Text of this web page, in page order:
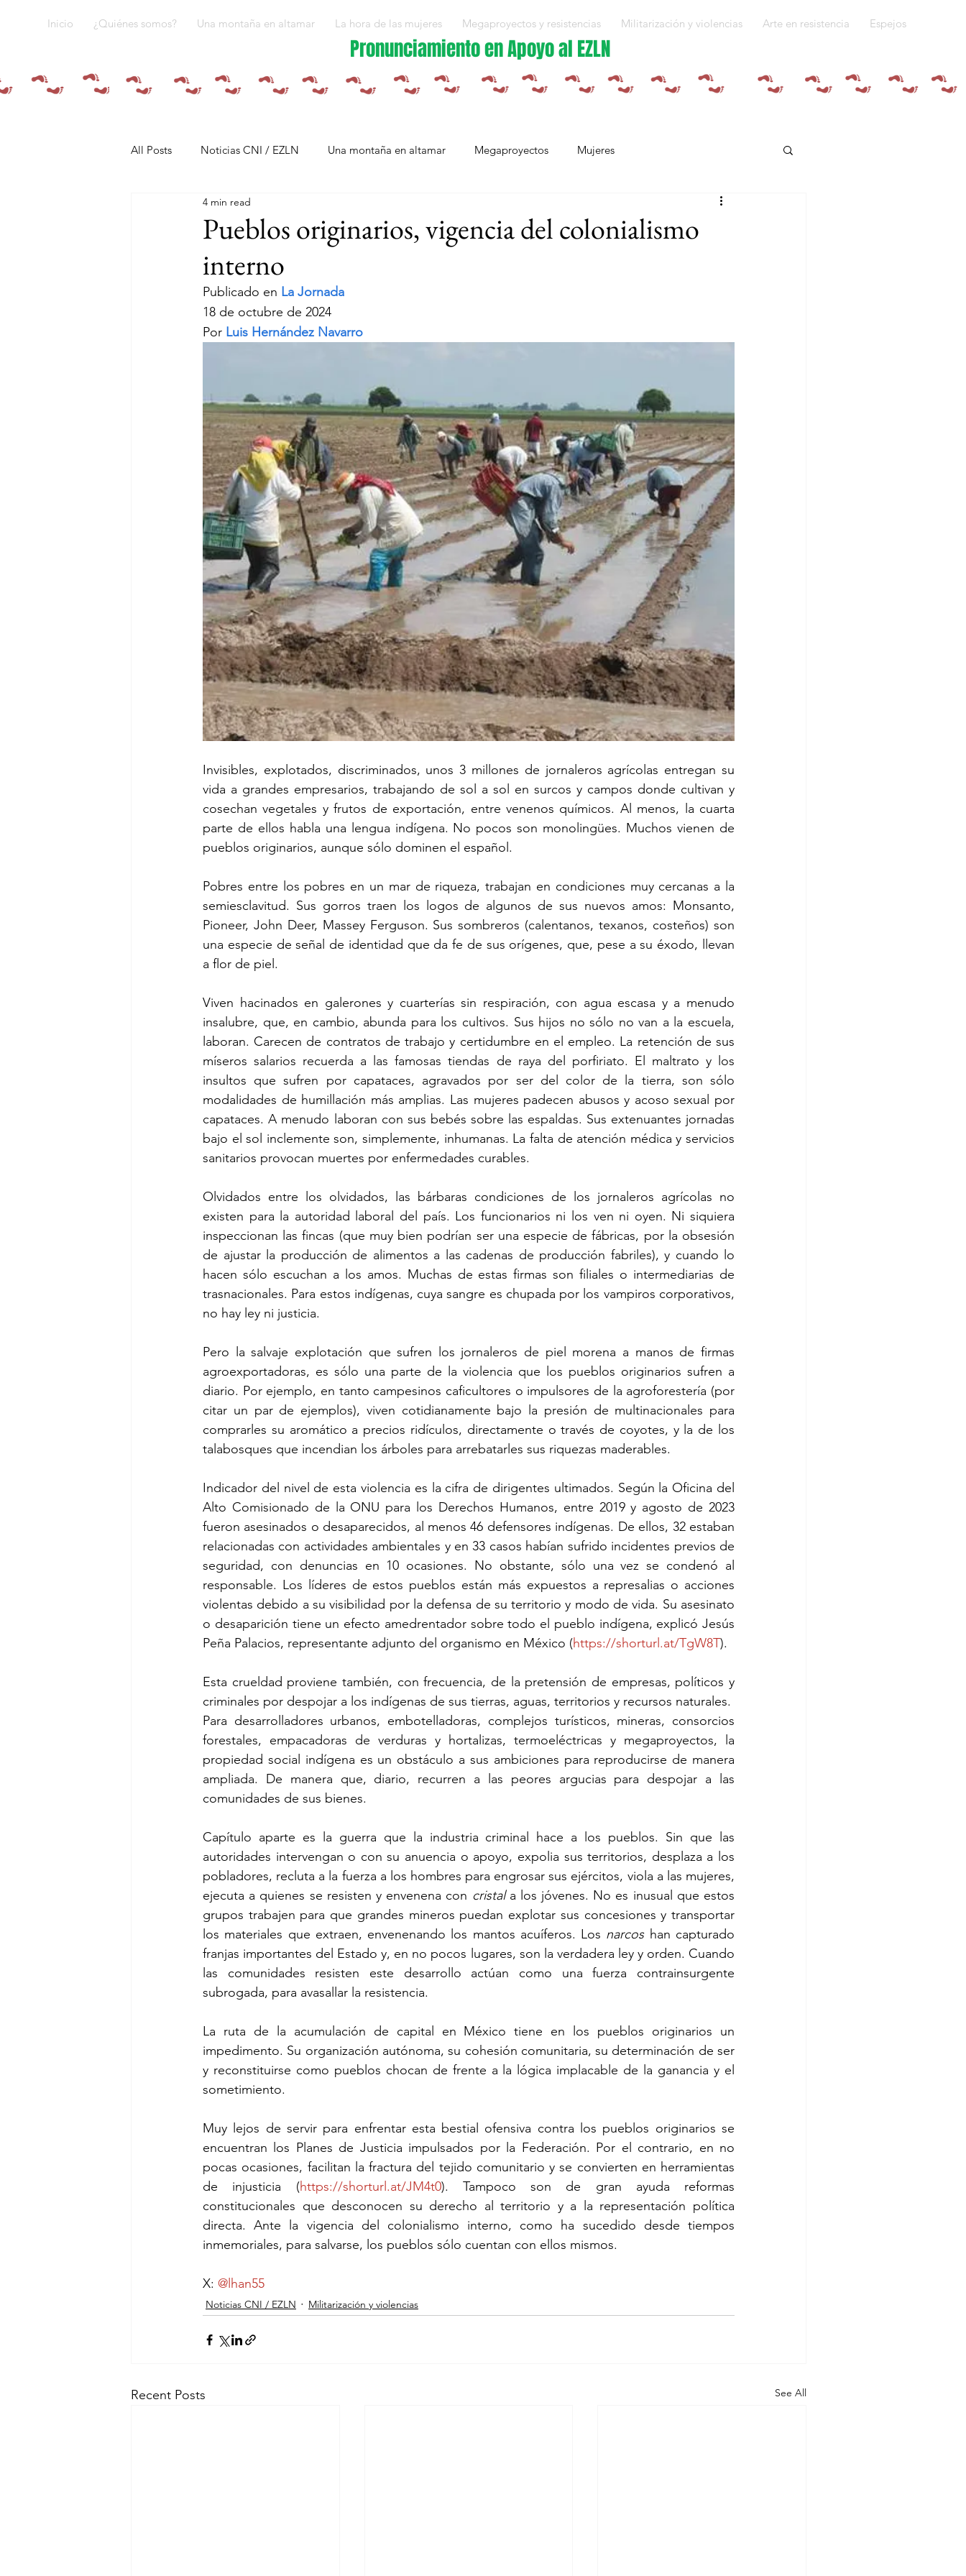
Inicio ¿Quiénes somos? Una montaña en altamar La hora de las mujeres Megaproyectos y resistencias Militarización y violencias Arte en resistencia Espejos
Pronunciamiento en Apoyo al EZLN
All Posts Noticias CNI / EZLN Una montaña en altamar Megaproyectos Mujeres
Pandemia y pueblos indígenas Quiénes somos
Resistencias Tren Maya
Pueblos originarios, vigencia del colonialismo
interno
4 min read
Publicado en La Jornada
18 de octubre de 2024
Por Luis Hernández Navarro
Invisibles, explotados, discriminados, unos 3 millones de jornaleros agrícolas entregan su
vida a grandes empresarios, trabajando de sol a sol en surcos y campos donde cultivan y
cosechan vegetales y frutos de exportación, entre venenos químicos. Al menos, la cuarta
parte de ellos habla una lengua indígena. No pocos son monolingües. Muchos vienen de
pueblos originarios, aunque sólo dominen el español.
Pobres entre los pobres en un mar de riqueza, trabajan en condiciones muy cercanas a la
semiesclavitud. Sus gorros traen los logos de algunos de sus nuevos amos: Monsanto,
Pioneer, John Deer, Massey Ferguson. Sus sombreros (calentanos, texanos, costeños) son
una especie de señal de identidad que da fe de sus orígenes, que, pese a su éxodo, llevan
a flor de piel.
Viven hacinados en galerones y cuarterías sin respiración, con agua escasa y a menudo
insalubre, que, en cambio, abunda para los cultivos. Sus hijos no sólo no van a la escuela,
laboran. Carecen de contratos de trabajo y certidumbre en el empleo. La retención de sus
míseros salarios recuerda a las famosas tiendas de raya del porfiriato. El maltrato y los
insultos que sufren por capataces, agravados por ser del color de la tierra, son sólo
modalidades de humillación más amplias. Las mujeres padecen abusos y acoso sexual por
capataces. A menudo laboran con sus bebés sobre las espaldas. Sus extenuantes jornadas
bajo el sol inclemente son, simplemente, inhumanas. La falta de atención médica y servicios
sanitarios provocan muertes por enfermedades curables.
Olvidados entre los olvidados, las bárbaras condiciones de los jornaleros agrícolas no
existen para la autoridad laboral del país. Los funcionarios ni los ven ni oyen. Ni siquiera
inspeccionan las fincas (que muy bien podrían ser una especie de fábricas, por la obsesión
de ajustar la producción de alimentos a las cadenas de producción fabriles), y cuando lo
hacen sólo escuchan a los amos. Muchas de estas firmas son filiales o intermediarias de
trasnacionales. Para estos indígenas, cuya sangre es chupada por los vampiros corporativos,
no hay ley ni justicia.
Pero la salvaje explotación que sufren los jornaleros de piel morena a manos de firmas
agroexportadoras, es sólo una parte de la violencia que los pueblos originarios sufren a
diario. Por ejemplo, en tanto campesinos caficultores o impulsores de la agroforestería (por
citar un par de ejemplos), viven cotidianamente bajo la presión de multinacionales para
comprarles su aromático a precios ridículos, directamente o través de coyotes, y la de los
talabosques que incendian los árboles para arrebatarles sus riquezas maderables.
Indicador del nivel de esta violencia es la cifra de dirigentes ultimados. Según la Oficina del
Alto Comisionado de la ONU para los Derechos Humanos, entre 2019 y agosto de 2023
fueron asesinados o desaparecidos, al menos 46 defensores indígenas. De ellos, 32 estaban
relacionadas con actividades ambientales y en 33 casos habían sufrido incidentes previos de
seguridad, con denuncias en 10 ocasiones. No obstante, sólo una vez se condenó al
responsable. Los líderes de estos pueblos están más expuestos a represalias o acciones
violentas debido a su visibilidad por la defensa de su territorio y modo de vida. Su asesinato
o desaparición tiene un efecto amedrentador sobre todo el pueblo indígena, explicó Jesús
Peña Palacios, representante adjunto del organismo en México (https://shorturl.at/TgW8T).
Esta crueldad proviene también, con frecuencia, de la pretensión de empresas, políticos y
criminales por despojar a los indígenas de sus tierras, aguas, territorios y recursos naturales.
Para desarrolladores urbanos, embotelladoras, complejos turísticos, mineras, consorcios
forestales, empacadoras de verduras y hortalizas, termoeléctricas y megaproyectos, la
propiedad social indígena es un obstáculo a sus ambiciones para reproducirse de manera
ampliada. De manera que, diario, recurren a las peores argucias para despojar a las
comunidades de sus bienes.
Capítulo aparte es la guerra que la industria criminal hace a los pueblos. Sin que las
autoridades intervengan o con su anuencia o apoyo, expolia sus territorios, desplaza a los
pobladores, recluta a la fuerza a los hombres para engrosar sus ejércitos, viola a las mujeres,
ejecuta a quienes se resisten y envenena con cristal a los jóvenes. No es inusual que estos
grupos trabajen para que grandes mineros puedan explotar sus concesiones y transportar
los materiales que extraen, envenenando los mantos acuíferos. Los narcos han capturado
franjas importantes del Estado y, en no pocos lugares, son la verdadera ley y orden. Cuando
las comunidades resisten este desarrollo actúan como una fuerza contrainsurgente
subrogada, para avasallar la resistencia.
La ruta de la acumulación de capital en México tiene en los pueblos originarios un
impedimento. Su organización autónoma, su cohesión comunitaria, su determinación de ser
y reconstituirse como pueblos chocan de frente a la lógica implacable de la ganancia y el
sometimiento.
Muy lejos de servir para enfrentar esta bestial ofensiva contra los pueblos originarios se
encuentran los Planes de Justicia impulsados por la Federación. Por el contrario, en no
pocas ocasiones, facilitan la fractura del tejido comunitario y se convierten en herramientas
de injusticia (https://shorturl.at/JM4t0). Tampoco son de gran ayuda reformas
constitucionales que desconocen su derecho al territorio y a la representación política
directa. Ante la vigencia del colonialismo interno, como ha sucedido desde tiempos
inmemoriales, para salvarse, los pueblos sólo cuentan con ellos mismos.
X: @lhan55
Noticias CNI / EZLN Militarización y violencias
Recent Posts See All